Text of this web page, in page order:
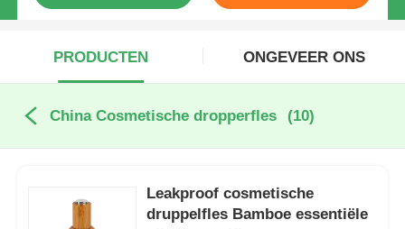
PRODUCTEN ONGEVEER ONS
China Cosmetische dropperfles (10)
Leakproof cosmetische
druppelfles Bamboe essentiële